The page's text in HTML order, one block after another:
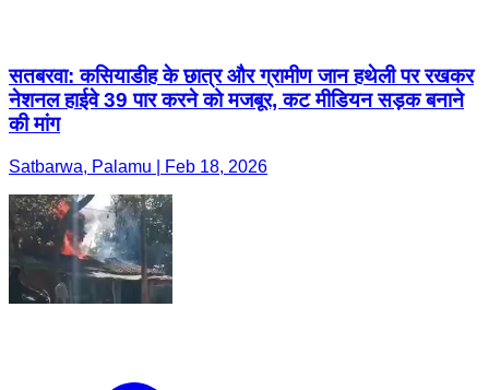
सतबरवा: कसियाडीह के छात्र और ग्रामीण जान हथेली पर रखकर
नेशनल हाईवे 39 पार करने को मजबूर, कट मीडियन सड़क बनाने
की मांग
Satbarwa, Palamu | Feb 18, 2026